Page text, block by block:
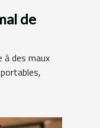
de
à des maux